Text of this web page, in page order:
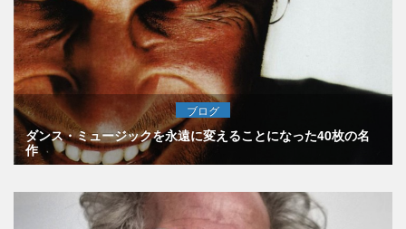
ブログ
ダンス・ミュージックを永遠に変えることになった40枚の名
作